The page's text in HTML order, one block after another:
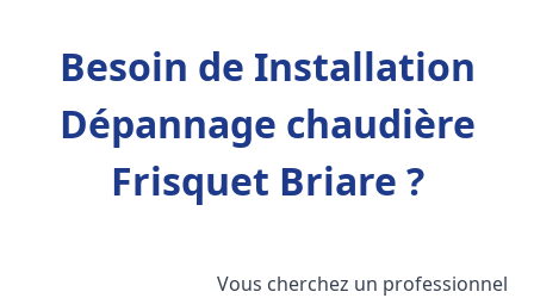
Besoin de Installation
Dépannage chaudière
Frisquet Briare ?
Vous cherchez un professionnel